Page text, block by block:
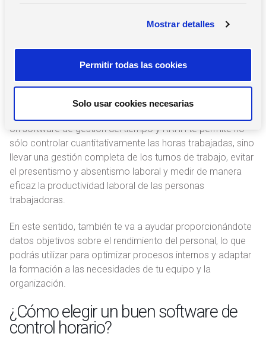
n
m
i
t
o
Mostrar detalles
Permitir todas las cookies
Solo usar cookies necesarias
de nómina y el cálculo se realizará de manera automática.
¿De qué manera un software de
gestión del tiempo potencia el
registro horario digital?
Un software de gestión del tiempo y RRHH te permite no
sólo controlar cuantitativamente las horas trabajadas, sino
llevar una gestión completa de los turnos de trabajo, evitar
el presentismo y absentismo laboral y medir de manera
eficaz la productividad laboral de las personas
trabajadoras.
En este sentido, también te va a ayudar proporcionándote
datos objetivos sobre el rendimiento del personal, lo que
podrás utilizar para optimizar procesos internos y adaptar
la formación a las necesidades de tu equipo y la
organización.
¿Cómo elegir un buen software de
control horario?